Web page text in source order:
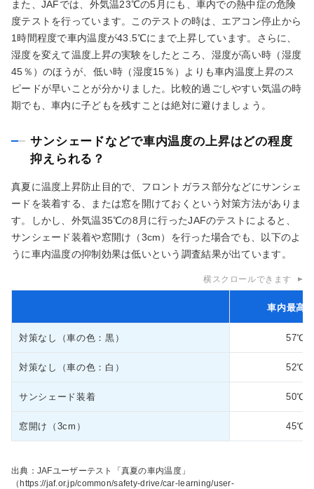
また、JAFでは、外気温23℃の5月にも、車内での熱中症の危険
度テストを行っています。このテストの時は、エアコン停止から
1時間程度で車内温度が43.5℃にまで上昇しています。さらに、
湿度を変えて温度上昇の実験をしたところ、湿度が高い時（湿度
45％）のほうが、低い時（湿度15％）よりも車内温度上昇のス
ピードが早いことが分かりました。比較的過ごしやすい気温の時
期でも、車内に子どもを残すことは絶対に避けましょう。
サンシェードなどで車内温度の上昇はどの程度
抑えられる？
真夏に温度上昇防止目的で、フロントガラス部分などにサンシェ
ードを装着する、または窓を開けておくという対策方法がありま
す。しかし、外気温35℃の8月に行ったJAFのテストによると、
サンシェード装着や窓開け（3cm）を行った場合でも、以下のよ
うに車内温度の抑制効果は低いという調査結果が出ています。
横スクロールできます
車内最高
対策なし（車の色：黒） 57℃
対策なし（車の色：白） 52℃
サンシェード装着 50℃
窓開け（3cm） 45℃
出典：JAFユーザーテスト「真夏の車内温度」
（https://jaf.or.jp/common/safety-drive/car-learning/user-